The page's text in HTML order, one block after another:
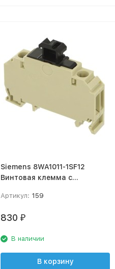
Siemens 8WA1011-1SF12
Винтовая клемма с
Артикул: 159
830 ₽
В наличии
В корзину